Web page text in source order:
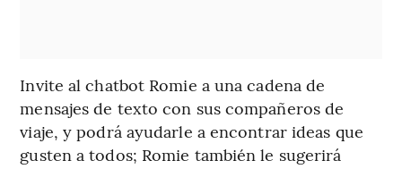
Invite al chatbot Romie a una cadena de
mensajes de texto con sus compañeros de
viaje, y podrá ayudarle a encontrar ideas que
gusten a todos; Romie también le sugerirá